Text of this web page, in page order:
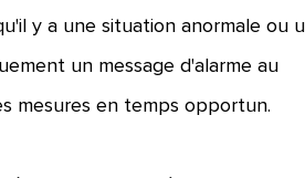
y a une situation anormale ou
un message d'alarme au
mesures en temps opportun.